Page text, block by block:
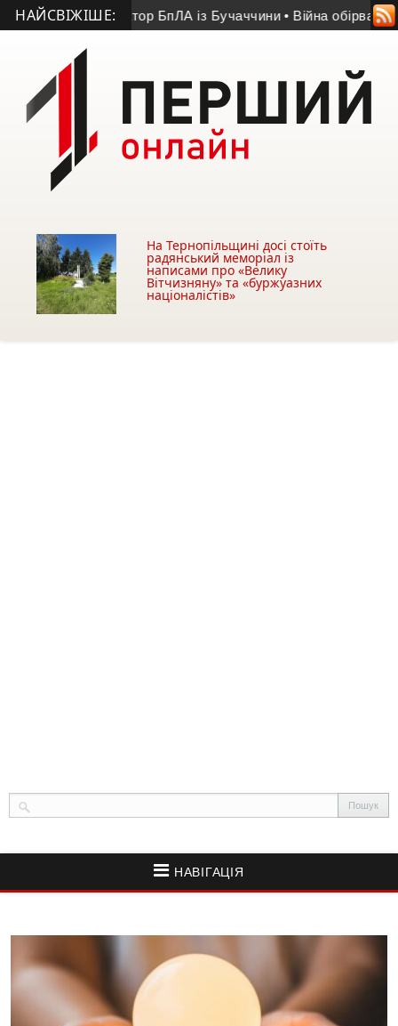
НАЙСВІЖІШЕ:
річний оператор БпЛА із Бучаччини • Війна обірвала
На Тернопільщині досі стоїть
радянський меморіал із
написами про «Велику
Вітчизняну» та «буржуазних
націоналістів»
НАВІГАЦІЯ